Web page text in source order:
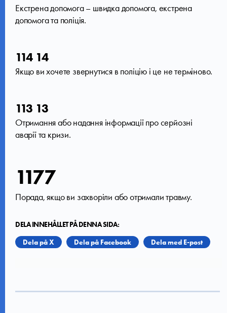
Екстрена допомога – швидка допомога, екстрена
допомога та поліція.
114 14
Якщо ви хочете звернутися в поліцію і це не терміново.
113 13
Отримання або надання інформації про серйозні
аварії та кризи.
1177
Порада, якщо ви захворіли або отримали травму.
DELA INNEHÅLLET PÅ DENNA SIDA:
Dela på X
Dela på Facebook Dela med E-post